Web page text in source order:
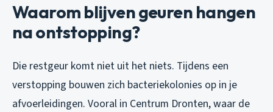
Waarom blijven geuren hangen
na ontstopping?
Die restgeur komt niet uit het niets. Tijdens een
verstopping bouwen zich bacteriekolonies op in je
afvoerleidingen. Vooral in Centrum Dronten, waar de